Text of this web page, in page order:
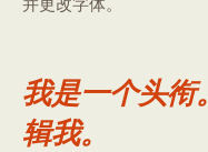
并更改字体。
我是一个头衔。
辑我。